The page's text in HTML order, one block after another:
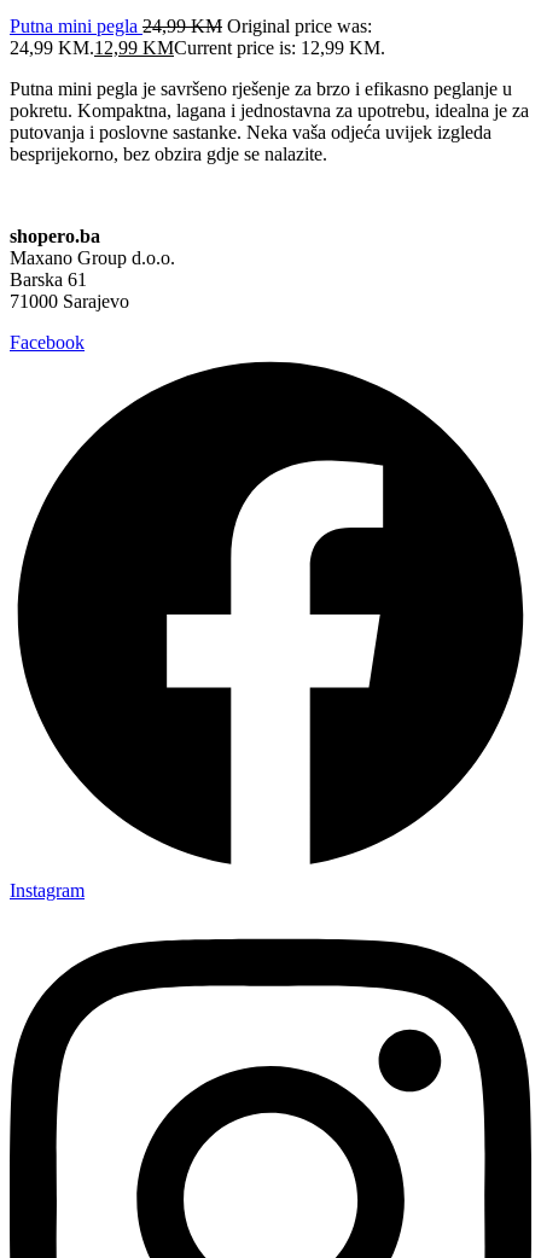
Putna mini pegla 24,99KM Original price was:
24,99 KM.12,99 KMCurrent price is: 12,99 KM.
Putna mini pegla je savršeno rješenje za brzo i efikasno peglanje u
pokretu. Kompaktna, lagana i jednostavna za upotrebu, idealna je za
putovanja i poslovne sastanke. Neka vaša odjeća uvijek izgleda
besprijekorno, bez obzira gdje se nalazite.
shopero.ba
Maxano Group d.o.o.
Barska 61
71000 Sarajevo
Facebook
Instagram